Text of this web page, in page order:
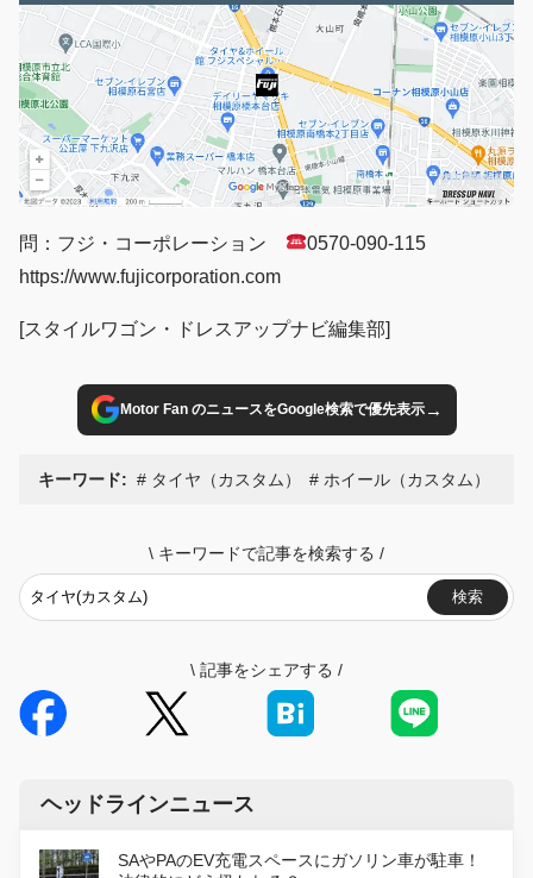
問：フジ・コーポレーション
0570-090-115
https://www.fujicorporation.com
[スタイルワゴン・ドレスアップナビ編集部]
Motor Fan のニュースをGoogle検索で優先表示→
キーワード: タイヤ（カスタム） ホイール（カスタム）
\ キーワードで記事を検索する /
検索
\ 記事をシェアする /
ヘッドラインニュース
SAやPAのEV充電スペースにガソリン車が駐車！